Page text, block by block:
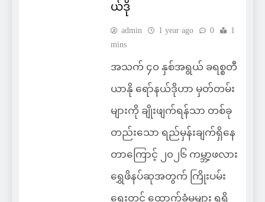
ယ်ဒို
admin 1 year ago 0
1
mins
အသက် ၄၀ နှစ်အရွယ် ခရစ္စတီ
ယာနို ရော်နယ်ဒိုဟာ မှတ်တမ်း
များကို ချိုးဖျက်ရန်သာ တစ်ခု
တည်းသော ရည်မှန်းချက်ရှိနေ
တာကြောင့် ၂၀၂၆ ကမ္ဘာ့ဖလား
ရွှေဖိနပ်ဆုအတွက် ကြိုးပမ်း
ရေးတွင် ထောက်ခံမှုများ ရရှိ